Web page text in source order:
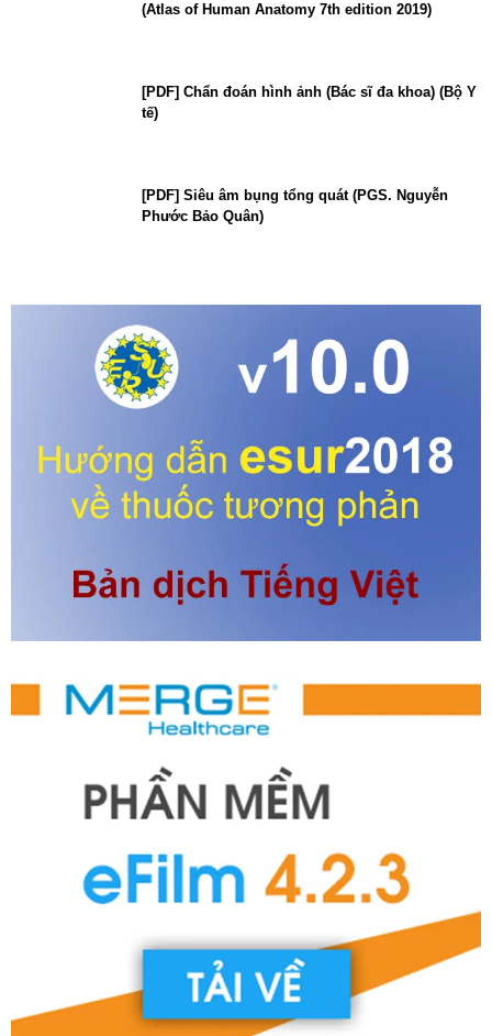
(Atlas of Human Anatomy 7th edition 2019)
[PDF] Chẩn đoán hình ảnh (Bác sĩ đa khoa) (Bộ Y
tế)
[PDF] Siêu âm bụng tổng quát (PGS. Nguyễn
Phước Bảo Quân)